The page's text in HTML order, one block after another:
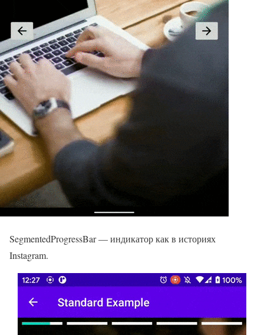
SegmentedProgressBar — индикатор как в историях
Instagram.